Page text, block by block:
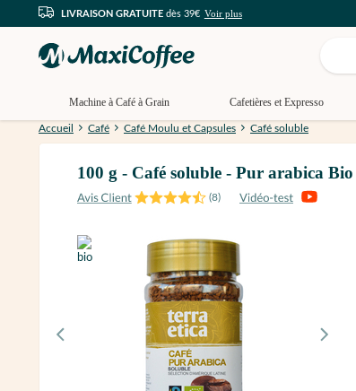
LIVRAISON GRATUITE dès 39€ Voir plus
Machine à Café à Grain Cafetières et Expresso
Accueil Café Café Moulu et Capsules Café soluble
100 g - Café soluble - Pur arabica
(8)